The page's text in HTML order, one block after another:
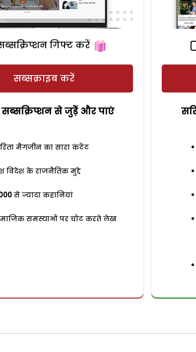
गिफ्ट करें
सब्सक्राइब करें
सब्सक्रिप्शन से जुड़ेें और पाएं
मैगजीन का सारा कंटेंट
विदेश के राजनैतिक मुद्दे
से ज्यादा कहानियां
समस्याओं पर चोट करते लेख